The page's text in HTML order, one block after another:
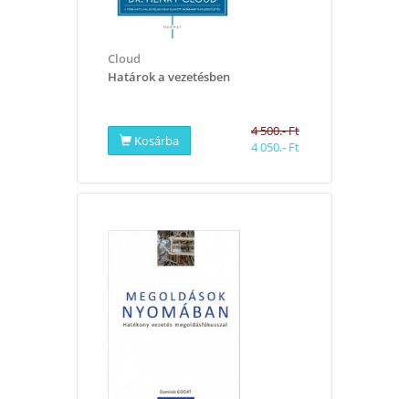
Cloud
Határok a vezetésben
Kosárba
4 500.- Ft
4 050.- Ft